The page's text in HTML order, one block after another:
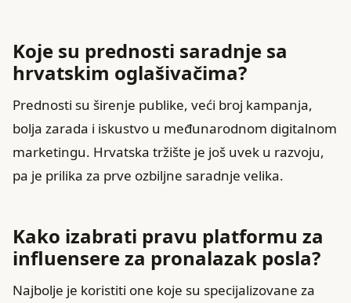
Koje su prednosti saradnje sa
hrvatskim oglašivačima?
Prednosti su širenje publike, veći broj kampanja,
bolja zarada i iskustvo u međunarodnom digitalnom
marketingu. Hrvatska tržište je još uvek u razvoju,
pa je prilika za prve ozbiljne saradnje velika.
Kako izabrati pravu platformu za
influensere za pronalazak posla?
Najbolje je koristiti one koje su specijalizovane za